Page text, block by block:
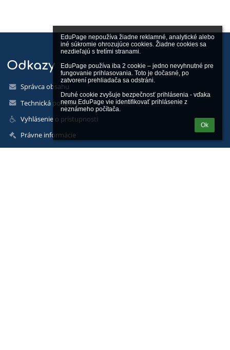
EduPage nepoužíva žiadne reklamné, analytické alebo
iné súkromie ohrozujúce cookies. Žiadne cookies sa
nezdieľajú s tretími stranami.
EduPage používa iba 2 cookie – jedno nevyhnutné pre
fungovanie prihlasovania. Toto je dočasné, po
zatvorení prehliadača sa odstráni.
Druhé cookie zvyšuje bezpečnosť prihlásenia - vďaka
nemu EduPage vie identifikovať prihlásenie z
neznámeho počítača.
Ok
Odkazy
Správca obsahu
Technická podpora
Vyhlásenie o prístupnosti
Právne informácie